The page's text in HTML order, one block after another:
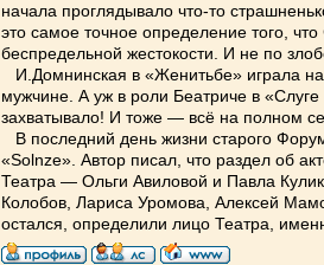
начала проглядывало что-то
это самое точное определение того,
беспредельной жестокости. И не по
И.Домнинская в «Женитьбе» играла
мужчине. А уж в роли Беатриче в «Слуге
захватывало! И тоже — всё на полном
В последний день жизни старого
«Solnze». Автор писал, что раздел об
Театра — Ольги Авиловой и Павла
Колобов, Лариса Уромова, Алексей
остался, определили лицо Театра,